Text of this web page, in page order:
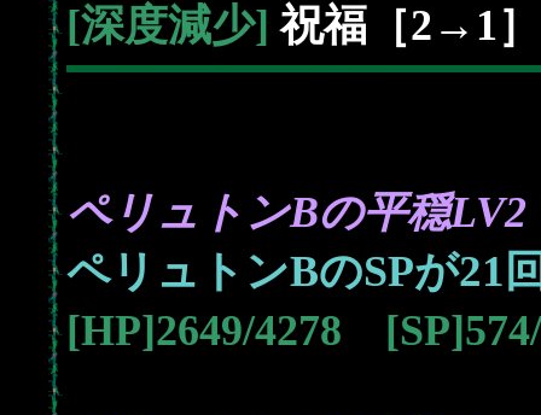
[深度減少]祝福［2→1］
ペリュトンBの平穏LV2
ペリュトンBのSPが21
[HP]2649/4278